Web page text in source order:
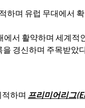
하며 유럽 무대에서
서 활약하며 세계적
경신하며 주목받았
하며 프리미어리그